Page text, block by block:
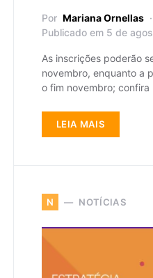
Por Mariana Ornellas
Publicado em 5 de
As inscrições poderão
novembro, enquanto a
o fim novembro; confira
LEIA MAIS
N NOTÍCIAS